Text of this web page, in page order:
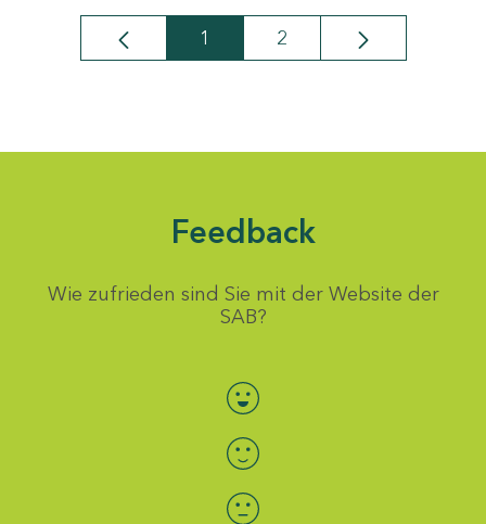
Seite
1 Seite
2
Feedback
Wie zufrieden sind Sie mit der Website der
SAB?
Bewertung auswählen